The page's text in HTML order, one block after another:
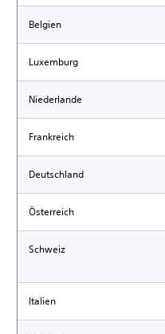
Belgien
Luxemburg
Niederlande
Frankreich
Deutschland
Österreich
Schweiz
Italien